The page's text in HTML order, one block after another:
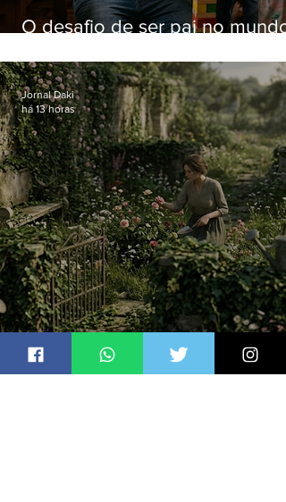
O desafio de ser pai no mundo
O jardim que ninguém vê
Jornal Daki
há 13 horas